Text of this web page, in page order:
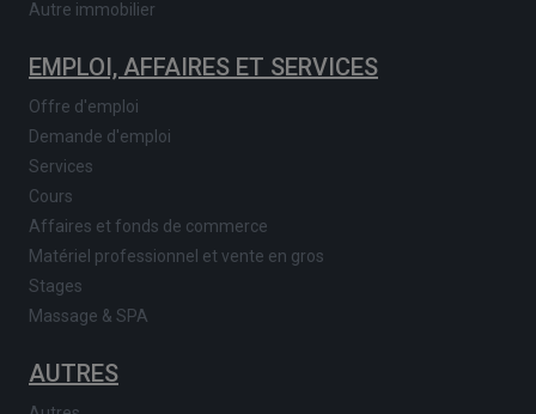
Autre immobilier
EMPLOI, AFFAIRES ET SERVICES
Offre d'emploi
Demande d'emploi
Services
Cours
Affaires et fonds de commerce
Matériel professionnel et vente en gros
Stages
Massage & SPA
AUTRES